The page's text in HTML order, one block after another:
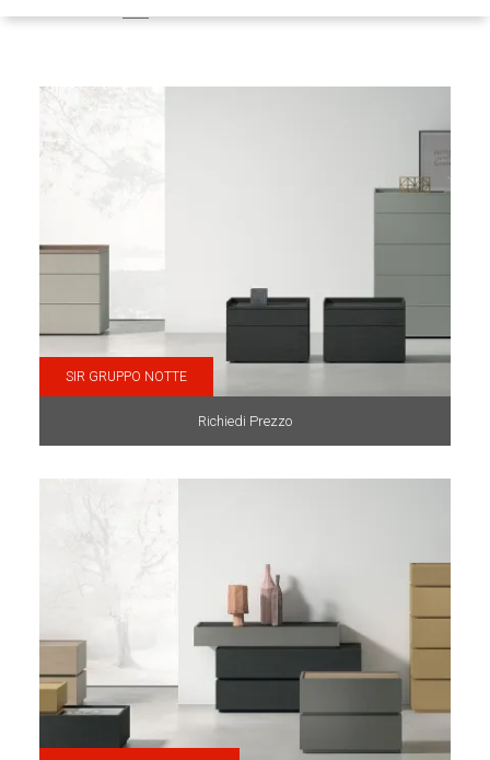
SIR GRUPPO NOTTE
Richiedi Prezzo